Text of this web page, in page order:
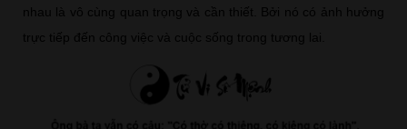
nhau là vô cùng quan trọng và cần thiết. Bởi nó có ảnh hưởng
trực tiếp đến công việc và cuộc sống trong tương lai.